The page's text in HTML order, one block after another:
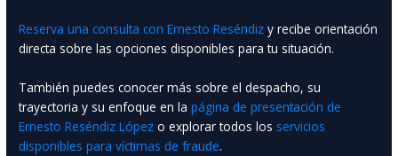
Reserva una consulta con Ernesto Reséndiz y recibe orientación
directa sobre las opciones disponibles para tu situación.
También puedes conocer más sobre el despacho, su
trayectoria y su enfoque en lapágina de presentación de
Ernesto Reséndiz López o explorar todos los servicios
disponibles para víctimas de fraude.